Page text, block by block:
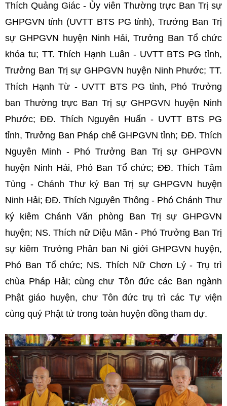
Thích Quảng Giác - Ủy viên Thường trực Ban Trị sự
GHPGVN tỉnh (UVTT BTS PG tỉnh), Trưởng Ban Trị
sự GHPGVN huyện Ninh Hải, Trưởng Ban Tổ chức
khóa tu; TT. Thích Hạnh Luân - UVTT BTS PG tỉnh,
Trưởng Ban Trị sự GHPGVN huyện Ninh Phước; TT.
Thích Hạnh Từ - UVTT BTS PG tỉnh, Phó Trưởng
ban Thường trực Ban Trị sự GHPGVN huyện Ninh
Phước; ĐĐ. Thích Nguyên Huấn - UVTT BTS PG
tỉnh,Trưởng Ban Pháp chế GHPGVN tỉnh; ĐĐ. Thích
Nguyên Minh - Phó Trưởng Ban Trị sự GHPGVN
huyện Ninh Hải, Phó Ban Tổ chức; ĐĐ. Thích Tâm
Tùng - Chánh Thư ký Ban Trị sự GHPGVN huyện
Ninh Hải; ĐĐ. Thích Nguyên Thông - Phó Chánh Thư
ký kiêm Chánh Văn phòng Ban Trị sự GHPGVN
huyện; NS. Thích nữ Diệu Mãn - Phó Trưởng Ban Trị
sự kiêm Trưởng Phân ban Ni giới GHPGVN huyện,
Phó Ban Tổ chức; NS. Thích Nữ Chơn Lý - Trụ trì
chùa Pháp Hải; cùng chư Tôn đức các Ban ngành
Phật giáo huyện, chư Tôn đức trụ trì các Tự viện
cùng quý Phật tử trong toàn huyện đồng tham dự.